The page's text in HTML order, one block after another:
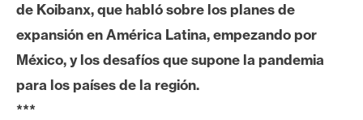
B
t
c
de Koibanx, que habló sobre los planes de
expansión en América Latina, empezando por
México, y los desafíos que supone la pandemia
para los países de la región.
***